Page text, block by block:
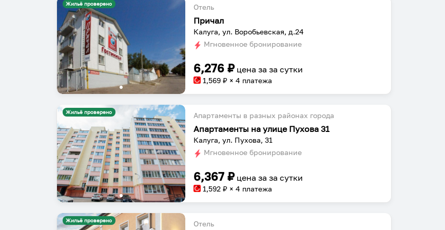
Жильё проверено Отель
Причал
Калуга, ул. Воробьевская, д.24
Мгновенное бронирование
6,276 ₽ цена заза сутки
1,569 ₽ × 4 платежа
Жильё проверено Апартаменты в разных районах города
Апартаменты на улице Пухова 31
Калуга, ул. Пухова, 31
Мгновенное бронирование
6,367 ₽ цена заза сутки
1,592 ₽ × 4 платежа
Жильё проверено Отель